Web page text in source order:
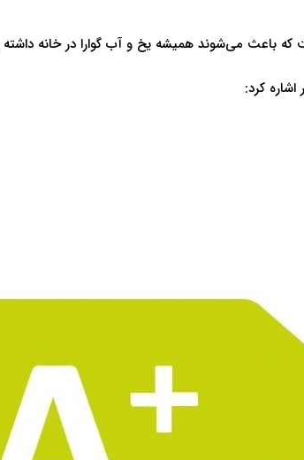
باعث می‌شوند همیشه یخ و آب گوارا در خانه داشته